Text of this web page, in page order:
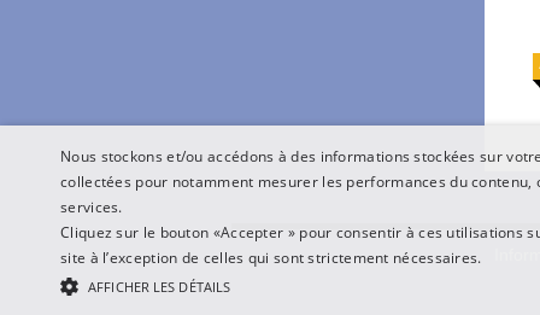
Nous stockons et/ou accédons à des informations stockées sur
collectées pour notamment mesurer les performances du
services.
Cliquez sur le bouton «Accepter » pour consentir à ces utilisations
site à l’exception de celles qui sont strictement nécessaires.
AFFICHER LES DÉTAILS